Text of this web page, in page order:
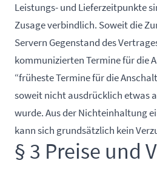
Leistungs- und Lieferzeitpunkte
Zusage verbindlich. Soweit die
Servern Gegenstand des
kommunizierten Termine für die
“früheste Termine für die
soweit nicht ausdrücklich etwas
wurde. Aus der Nichteinhaltung
kann sich grundsätzlich kein
§ 3 Preise und